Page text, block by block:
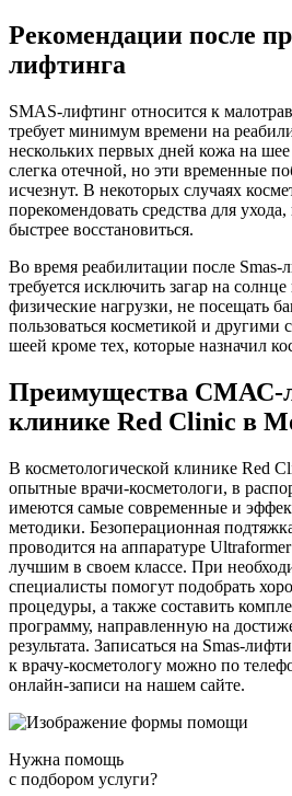
Рекомендации после
лифтинга
SMAS-лифтинг относится к
требует минимум времени на
нескольких первых дней кожа на
слегка отечной, но эти временные
исчезнут. В некоторых случаях
порекомендовать средства для
быстрее восстановиться.
Во время реабилитации после Smas-
требуется исключить загар на
физические нагрузки, не посещать
пользоваться косметикой и другими
шеей кроме тех, которые назначил
Преимущества СМАС-
клинике Red Clinic в
В косметологической клинике Red
опытные врачи-косметологи, в
имеются самые современные и
методики. Безоперационная
проводится на аппаратуре
лучшим в своем классе. При
специалисты помогут подобрать
процедуры, а также составить
программу, направленную на
результата. Записаться на Smas-
к врачу-косметологу можно по
онлайн-записи на нашем сайте.
Нужна помощь
с подбором услуги?